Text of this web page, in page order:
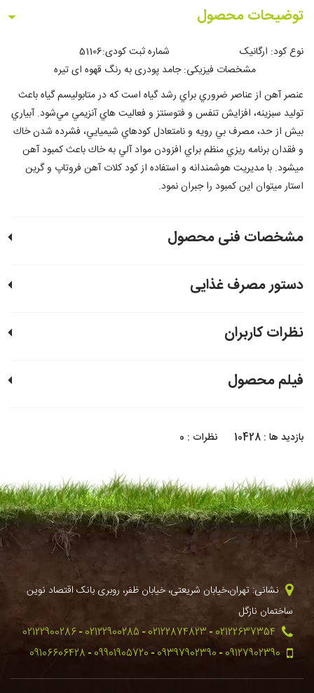
توضیحات محصول
مشخصات فیزیکی: جامد پودری به رنگ قهوه ای تیره
عنصر آهن از عناصر ضروري براي رشد گياه است كه در متابوليسم گياه باعث
توليد سبزينه، افزايش تنفس و فتوسنتز و فعاليت هاي آنزيمي مي‌شود. آبياري
بيش از حد، مصرف بي رويه و نامتعادل كودهاي شيميايي، فشرده شدن خاك
و فقدان برنامه ريزي منظم براي افزودن مواد آلي به خاك باعث كمبود آهن
ميشود. با مديريت هوشمندانه و استفاده از كود كلات آهن فروتاپ و گرين
استار ميتوان اين كمبود را جبران نمود.
مشخصات فنی محصول
دستور مصرف غذایی
نظرات کاربران
فیلم محصول
بازدید ها : 10428 نظرات : 0
نشانی: تهران،خیابان شریعتی، خیابان ظفر، روبری بانک اقتصاد نوین
ساختمان نازگل
02122637354
02122874823
02122900285
02122900286
09127902390
09397902390
09901905720
09106606428